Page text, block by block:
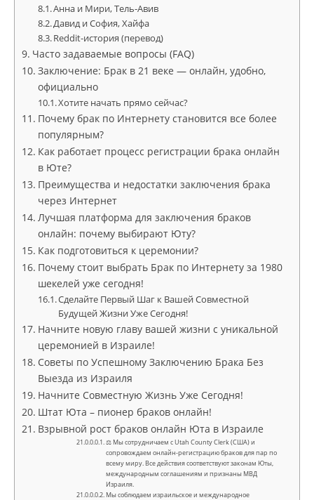
Анна и Мири, Тель-Авив
Давид и София, Хайфа
Reddit-история (перевод)
Часто задаваемые вопросы (FAQ)
Заключение: Брак в 21 веке — онлайн, удобно,
официально
Хотите начать прямо сейчас?
Почему брак по Интернету становится все более
популярным?
Как работает процесс регистрации брака онлайн
в Юте?
Преимущества и недостатки заключения брака
через Интернет
Лучшая платформа для заключения браков
онлайн: почему выбирают Юту?
Как подготовиться к церемонии?
Почему стоит выбрать Брак по Интернету за 1980
шекелей уже сегодня!
Сделайте Первый Шаг к Вашей Совместной
Будущей Жизни Уже Сегодня!
Начните новую главу вашей жизни с уникальной
церемонией в Израиле!
Советы по Успешному Заключению Брака Без
Выезда из Израиля
Начните Совместную Жизнь Уже Сегодня!
Штат Юта – пионер браков онлайн!
Взрывной рост браков онлайн Юта в Израиле
⚖ Мы сотрудничаем с Utah County Clerk (США) и
сопровождаем онлайн-регистрацию браков для пар по
всему миру. Все действия соответствуют законам Юты,
международным соглашениям и признаны МВД
Израиля.
Мы соблюдаем израильское и международное